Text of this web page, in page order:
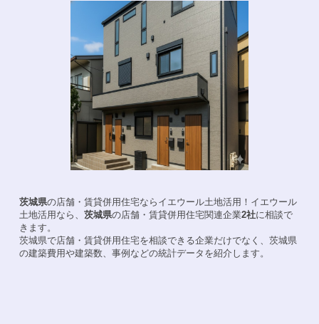
茨城県の店舗・賃貸併用住宅ならイエウール土地活用！ イエウール
土地活用なら、茨城県の店舗・賃貸併用住宅関連企業2社に相談で
きます。
茨城県で店舗・賃貸併用住宅を相談できる企業だけでなく、茨城県
の建築費用や建築数、事例などの統計データを紹介します。